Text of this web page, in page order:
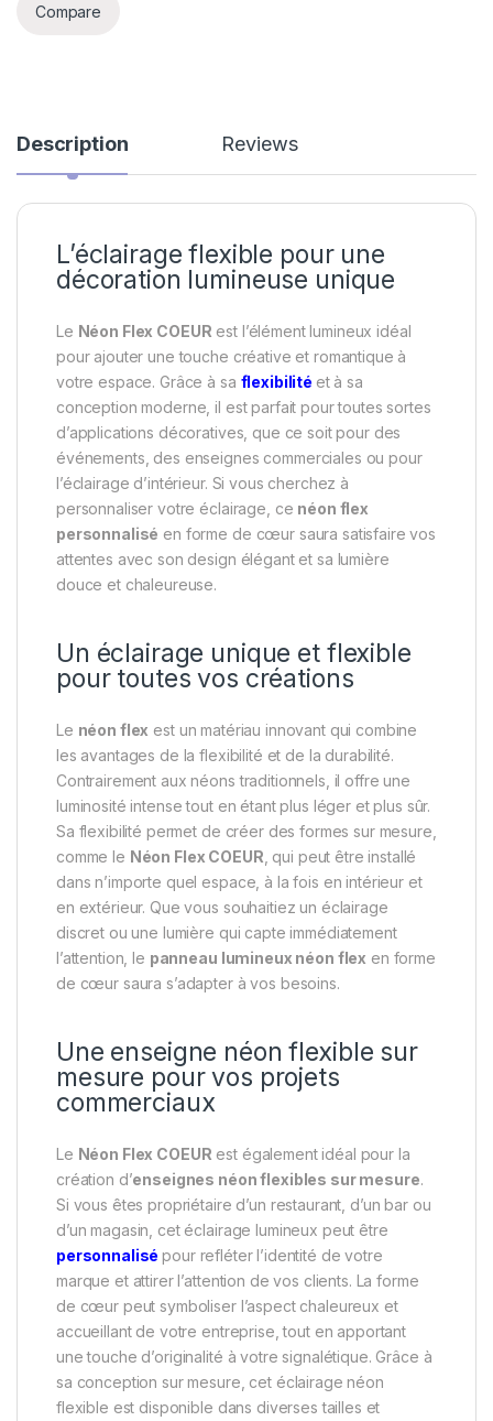
Compare
Description Reviews
L’éclairage flexible pour une
décoration lumineuse unique
Le Néon Flex COEUR est l’élément lumineux idéal
pour ajouter une touche créative et romantique à
votre espace. Grâce à sa flexibilité et à sa
conception moderne, il est parfait pour toutes sortes
d’applications décoratives, que ce soit pour des
événements, des enseignes commerciales ou pour
l’éclairage d’intérieur. Si vous cherchez à
personnaliser votre éclairage, ce néon flex
personnalisé en forme de cœur saura satisfaire vos
attentes avec son design élégant et sa lumière
douce et chaleureuse.
Un éclairage unique et flexible
pour toutes vos créations
Le néon flex est un matériau innovant qui combine
les avantages de la flexibilité et de la durabilité.
Contrairement aux néons traditionnels, il offre une
luminosité intense tout en étant plus léger et plus sûr.
Sa flexibilité permet de créer des formes sur mesure,
comme le Néon Flex COEUR , qui peut être installé
dans n’importe quel espace, à la fois en intérieur et
en extérieur. Que vous souhaitiez un éclairage
discret ou une lumière qui capte immédiatement
l’attention, le panneau lumineux néon flex en forme
de cœur saura s’adapter à vos besoins.
Une enseigne néon flexible sur
mesure pour vos projets
commerciaux
Le Néon Flex COEUR est également idéal pour la
création d’enseignes néon flexibles sur mesure.
Si vous êtes propriétaire d’un restaurant, d’un bar ou
d’un magasin, cet éclairage lumineux peut être
personnalisé pour refléter l’identité de votre
marque et attirer l’attention de vos clients. La forme
de cœur peut symboliser l’aspect chaleureux et
accueillant de votre entreprise, tout en apportant
une touche d’originalité à votre signalétique. Grâce à
sa conception sur mesure, cet éclairage néon
flexible est disponible dans diverses tailles et